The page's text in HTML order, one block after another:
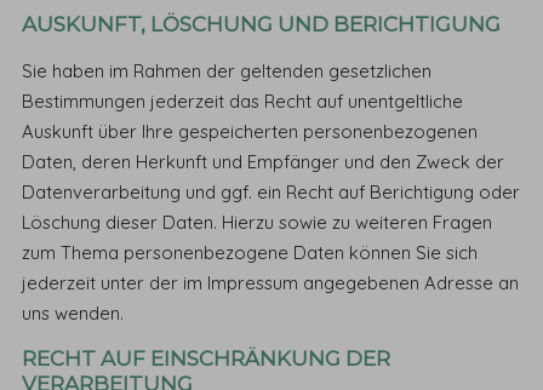
AUSKUNFT, LÖSCHUNG UND BERICHTIGUNG
Sie haben im Rahmen der geltenden gesetzlichen
Bestimmungen jederzeit das Recht auf unentgeltliche
Auskunft über Ihre gespeicherten personenbezogenen
Daten, deren Herkunft und Empfänger und den Zweck der
Datenverarbeitung und ggf. ein Recht auf Berichtigung oder
Löschung dieser Daten. Hierzu sowie zu weiteren Fragen
zum Thema personenbezogene Daten können Sie sich
jederzeit unter der im Impressum angegebenen Adresse an
uns wenden.
RECHT AUF EINSCHRÄNKUNG DER
VERARBEITUNG